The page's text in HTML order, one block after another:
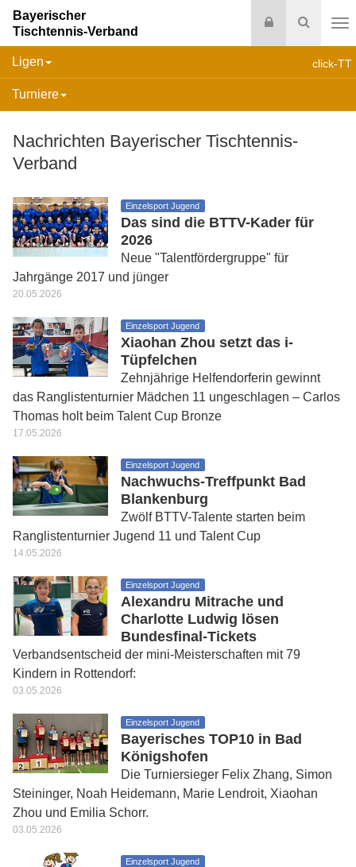
Suche
Login
Bayerischer
Tischtennis-Verband
click-TT
Ligen
Turniere
Nachrichten Bayerischer Tischtennis-
Verband
Einzelsport Jugend
Das sind die BTTV-Kader für
2026
Neue "Talentfördergruppe" für
Jahrgänge 2017 und jünger
20.05.2026
Einzelsport Jugend
Xiaohan Zhou setzt das i-
Tüpfelchen
Zehnjährige Helfendorferin gewinnt
das Ranglistenturnier Mädchen 11 ungeschlagen – Carlos
Thomas holt beim Talent Cup Bronze
17.05.2026
Einzelsport Jugend
Nachwuchs-Treffpunkt Bad
Blankenburg
Zwölf BTTV-Talente starten beim
Ranglistenturnier Jugend 11 und Talent Cup
14.05.2026
Einzelsport Jugend
Alexandru Mitrache und
Charlotte Ludwig lösen
Bundesfinal-Tickets
Verbandsentscheid der mini-Meisterschaften mit 79
Kindern in Rottendorf:
03.05.2026
Einzelsport Jugend
Bayerisches TOP10 in Bad
Königshofen
Die Turniersieger Felix Zhang, Simon
Steininger, Noah Heidemann, Marie Lendroit, Xiaohan
Zhou und Emilia Schorr.
03.05.2026
Einzelsport Jugend